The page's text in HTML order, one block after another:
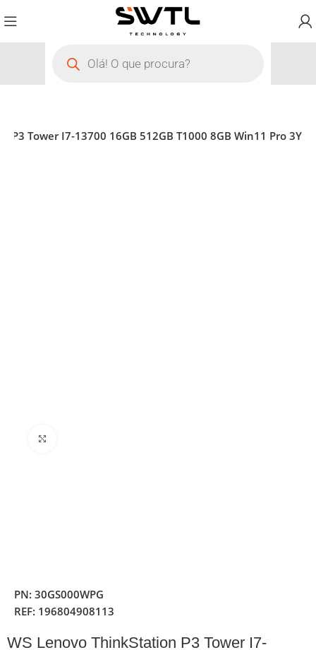
P3 Tower I7-13700 16GB 512GB T1000 8GB Win11 Pro 3Y
PN:30GS000WPG
REF: 196804908113
WS Lenovo ThinkStation P3 Tower I7-